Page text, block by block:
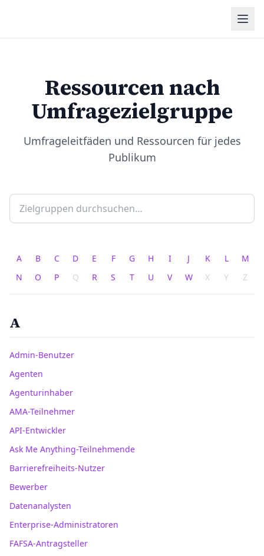
Ressourcen nach
Umfragezielgruppe
Umfrageleitfäden und Ressourcen für jedes
Publikum
A B C D E F G H I J K L
M
N
O P Q R S T U V W X Y Z
A
Admin-Benutzer
Agenten
Agenturinhaber
AMA-Teilnehmer
API-Entwickler
Ask Me Anything-Teilnehmende
Barrierefreiheits-Nutzer
Bewerber
Datenanalysten
Enterprise-Administratoren
FAFSA-Antragsteller